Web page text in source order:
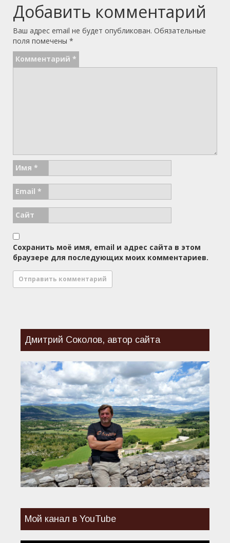
Добавить комментарий
Ваш адрес email не будет опубликован. Обязательные
поля помечены *
Комментарий *
Имя *
Email *
Сайт
Сохранить моё имя, email и адрес сайта в этом
браузере для последующих моих комментариев.
Дмитрий Соколов, автор сайта
Мой канал в YouTube